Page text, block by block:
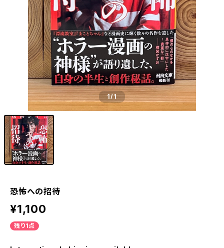
1/1
恐怖への招待
¥1,100
残り1点